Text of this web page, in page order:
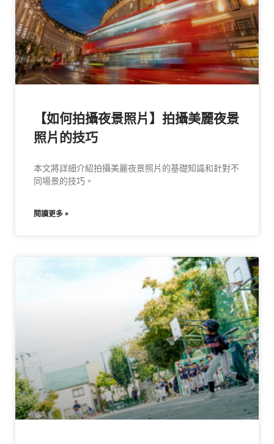
【如何拍攝夜景照片】拍攝美麗夜景
照片的技巧
本文將詳細介紹拍攝美麗夜景照片的基礎知識和針對不
同場景的技巧。
閱讀更多 »